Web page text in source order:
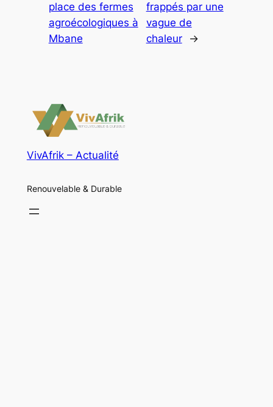
place des fermes
agroécologiques à
Mbane
frappés par une
vague de
chaleur
→
VivAfrik – Actualité
Renouvelable & Durable